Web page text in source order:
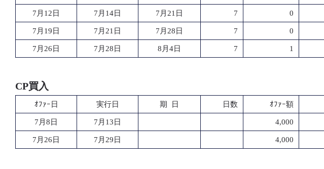
7月12日 7月14日 7月21日 7 0
7月19日 7月21日 7月28日 7 0
7月26日 7月28日 8月4日 7 1
CP買入
ｵﾌｧｰ日 実行日 期 日 日数 ｵﾌｧｰ額
7月8日 7月13日 4,000
7月26日 7月29日 4,000